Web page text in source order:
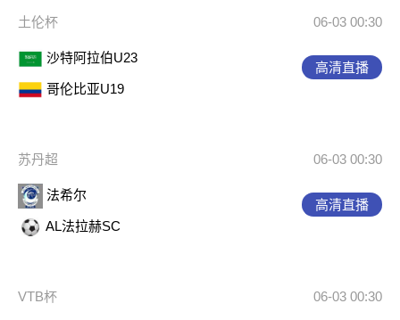
土伦杯 06-03 00:30
沙特阿拉伯U23
哥伦比亚U19
高清直播
苏丹超 06-03 00:30
法希尔
AL法拉赫SC
高清直播
VTB杯 06-03 00:30